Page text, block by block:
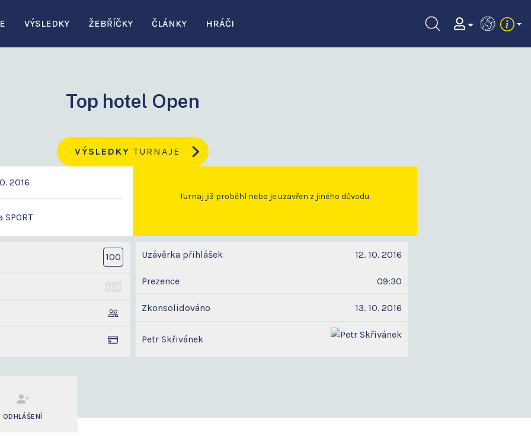
VÝSLEDKY ŽEBŘÍČKY ČLÁNKY HRÁČI
EN
Top hotel Open
VÝSLEDKY TURNAJE
2016
Turnaj již proběhl nebo je uzavřen z jiného důvodu.
100 Uzávěrka přihlášek 12. 10. 2016
Prezence 09:30
Zkonsolidováno 13. 10. 2016
Petr Skřivánek
ODHLÁŠENÍ